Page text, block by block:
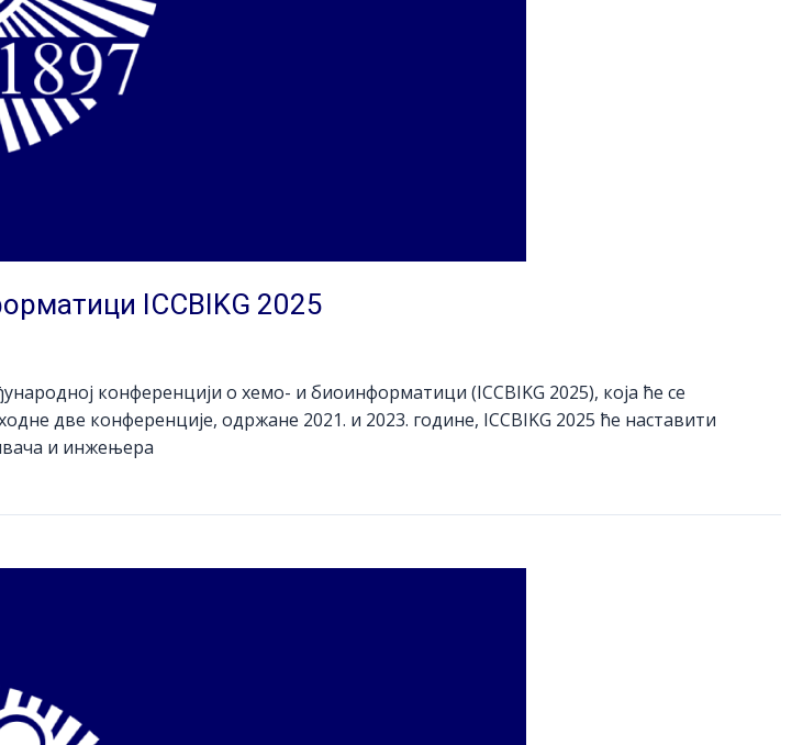
ICCBIKG 2025
конференцији о хемо- и биоинформатици (ICCBIKG 2025), која ће се
две конференције, одржане 2021. и 2023. године, ICCBIKG 2025 ће наставити
и инжењера